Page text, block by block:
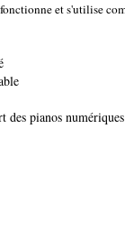
et s'utilise
pianos